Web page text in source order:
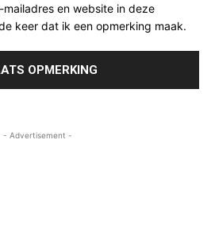
mailadres en website in deze
keer dat ik een opmerking maak.
- Advertisement -